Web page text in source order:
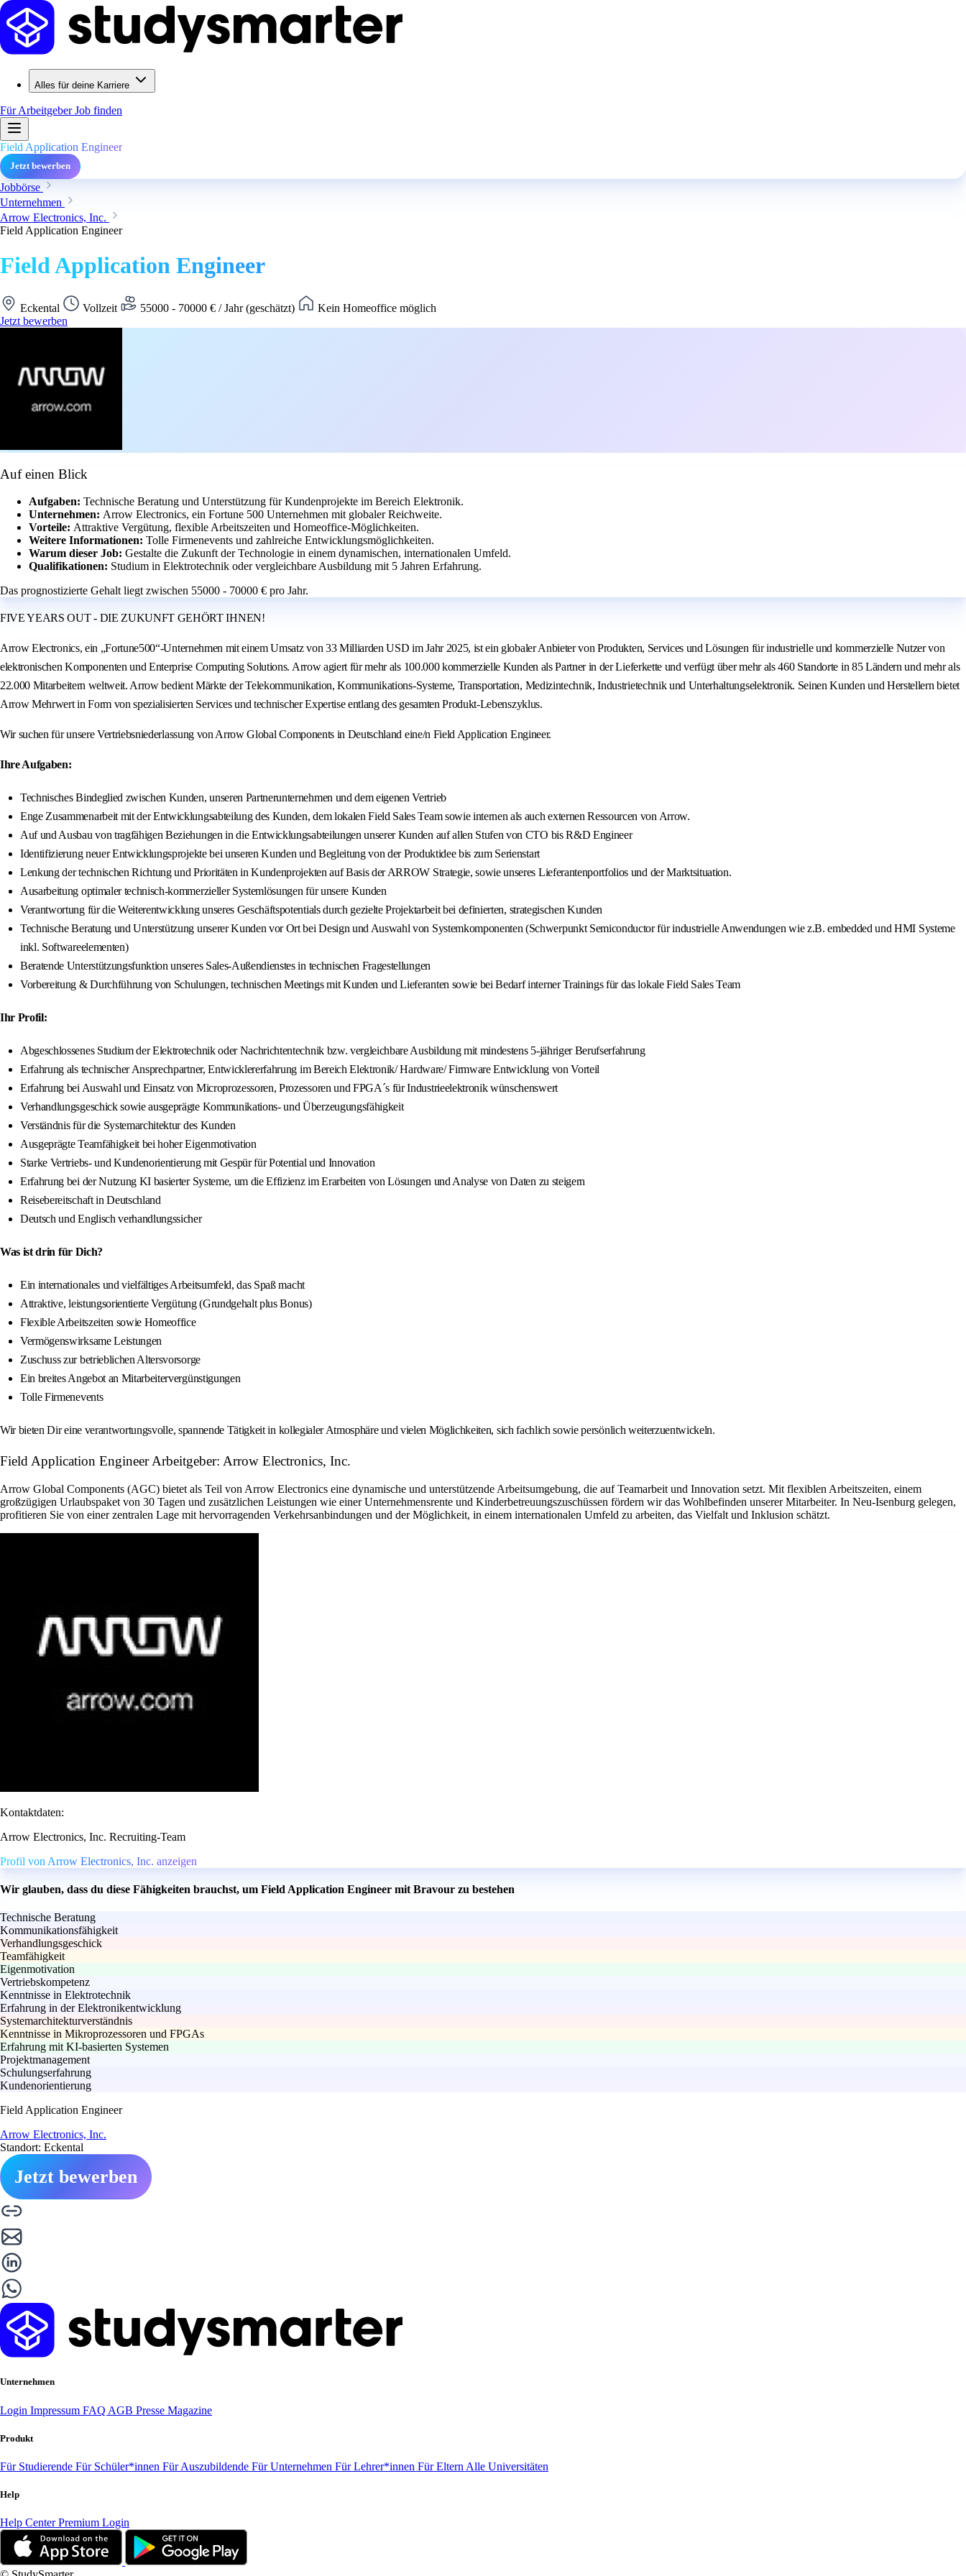
Alles für deine Karriere
Für ArbeitgeberJob finden
Field Application Engineer
Jetzt bewerben
Jobbörse
Unternehmen
Arrow Electronics, Inc.
Field Application Engineer
Field Application Engineer
Eckental Vollzeit 55000 - 70000 € / Jahr (geschätzt)
Kein Homeoffice möglich
Jetzt bewerben
Auf einen Blick
Aufgaben: Technische Beratung und Unterstützung für Kundenprojekte im Bereich Elektronik.
Unternehmen: Arrow Electronics, ein Fortune 500 Unternehmen mit globaler Reichweite.
Vorteile: Attraktive Vergütung, flexible Arbeitszeiten und Homeoffice-Möglichkeiten.
Weitere Informationen: Tolle Firmenevents und zahlreiche Entwicklungsmöglichkeiten.
Warum dieser Job: Gestalte die Zukunft der Technologie in einem dynamischen, internationalen Umfeld.
Qualifikationen: Studium in Elektrotechnik oder vergleichbare Ausbildung mit 5 Jahren Erfahrung.
Das prognostizierte Gehalt liegt zwischen 55000 - 70000 € pro Jahr.
FIVE YEARS OUT - DIE ZUKUNFT GEHÖRT IHNEN!
Arrow Electronics, ein „Fortune500“-Unternehmen mit einem Umsatz von 33 Milliarden USD im Jahr 2025, ist ein globaler Anbieter von Produkten, Services und Lösungen für industrielle und kommerzielle Nutzer von
elektronischen Komponenten und Enterprise Computing Solutions. Arrow agiert für mehr als 100.000 kommerzielle Kunden als Partner in der Lieferkette und verfügt über mehr als 460 Standorte in 85 Ländern und mehr als
22.000 Mitarbeitern weltweit. Arrow bedient Märkte der Telekommunikation, Kommunikations-Systeme, Transportation, Medizintechnik, Industrietechnik und Unterhaltungselektronik. Seinen Kunden und Herstellern bietet
Arrow Mehrwert in Form von spezialisierten Services und technischer Expertise entlang des gesamten Produkt-Lebenszyklus.
Wir suchen für unsere Vertriebsniederlassung von Arrow Global Components in Deutschland eine/n Field Application Engineer.
Ihre Aufgaben:
Technisches Bindeglied zwischen Kunden, unseren Partnerunternehmen und dem eigenen Vertrieb
Enge Zusammenarbeit mit der Entwicklungsabteilung des Kunden, dem lokalen Field Sales Team sowie internen als auch externen Ressourcen von Arrow.
Auf und Ausbau von tragfähigen Beziehungen in die Entwicklungsabteilungen unserer Kunden auf allen Stufen von CTO bis R&D Engineer
Identifizierung neuer Entwicklungsprojekte bei unseren Kunden und Begleitung von der Produktidee bis zum Serienstart
Lenkung der technischen Richtung und Prioritäten in Kundenprojekten auf Basis der ARROW Strategie, sowie unseres Lieferantenportfolios und der Marktsituation.
Ausarbeitung optimaler technisch-kommerzieller Systemlösungen für unsere Kunden
Verantwortung für die Weiterentwicklung unseres Geschäftspotentials durch gezielte Projektarbeit bei definierten, strategischen Kunden
Technische Beratung und Unterstützung unserer Kunden vor Ort bei Design und Auswahl von Systemkomponenten (Schwerpunkt Semiconductor für industrielle Anwendungen wie z.B. embedded und HMI Systeme
inkl. Softwareelementen)
Beratende Unterstützungsfunktion unseres Sales-Außendienstes in technischen Fragestellungen
Vorbereitung & Durchführung von Schulungen, technischen Meetings mit Kunden und Lieferanten sowie bei Bedarf interner Trainings für das lokale Field Sales Team
Ihr Profil:
Abgeschlossenes Studium der Elektrotechnik oder Nachrichtentechnik bzw. vergleichbare Ausbildung mit mindestens 5-jähriger Berufserfahrung
Erfahrung als technischer Ansprechpartner, Entwicklererfahrung im Bereich Elektronik/ Hardware/ Firmware Entwicklung von Vorteil
Erfahrung bei Auswahl und Einsatz von Microprozessoren, Prozessoren und FPGA´s für Industrieelektronik wünschenswert
Verhandlungsgeschick sowie ausgeprägte Kommunikations- und Überzeugungsfähigkeit
Verständnis für die Systemarchitektur des Kunden
Ausgeprägte Teamfähigkeit bei hoher Eigenmotivation
Starke Vertriebs- und Kundenorientierung mit Gespür für Potential und Innovation
Erfahrung bei der Nutzung KI basierter Systeme, um die Effizienz im Erarbeiten von Lösungen und Analyse von Daten zu steigern
Reisebereitschaft in Deutschland
Deutsch und Englisch verhandlungssicher
Was ist drin für Dich?
Ein internationales und vielfältiges Arbeitsumfeld, das Spaß macht
Attraktive, leistungsorientierte Vergütung (Grundgehalt plus Bonus)
Flexible Arbeitszeiten sowie Homeoffice
Vermögenswirksame Leistungen
Zuschuss zur betrieblichen Altersvorsorge
Ein breites Angebot an Mitarbeitervergünstigungen
Tolle Firmenevents
Wir bieten Dir eine verantwortungsvolle, spannende Tätigkeit in kollegialer Atmosphäre und vielen Möglichkeiten, sich fachlich sowie persönlich weiterzuentwickeln.
Field Application Engineer Arbeitgeber: Arrow Electronics, Inc.
Arrow Global Components (AGC) bietet als Teil von Arrow Electronics eine dynamische und unterstützende Arbeitsumgebung, die auf Teamarbeit und Innovation setzt. Mit flexiblen Arbeitszeiten, einem
großzügigen Urlaubspaket von 30 Tagen und zusätzlichen Leistungen wie einer Unternehmensrente und Kinderbetreuungszuschüssen fördern wir das Wohlbefinden unserer Mitarbeiter. In Neu-Isenburg gelegen,
profitieren Sie von einer zentralen Lage mit hervorragenden Verkehrsanbindungen und der Möglichkeit, in einem internationalen Umfeld zu arbeiten, das Vielfalt und Inklusion schätzt.
Kontaktdaten:
Arrow Electronics, Inc. Recruiting-Team
Profil von Arrow Electronics, Inc. anzeigen
Wir glauben, dass du diese Fähigkeiten brauchst, um Field Application Engineer mit Bravour zu bestehen
Technische Beratung
Kommunikationsfähigkeit
Verhandlungsgeschick
Teamfähigkeit
Eigenmotivation
Vertriebskompetenz
Kenntnisse in Elektrotechnik
Erfahrung in der Elektronikentwicklung
Systemarchitekturverständnis
Kenntnisse in Mikroprozessoren und FPGAs
Erfahrung mit KI-basierten Systemen
Projektmanagement
Schulungserfahrung
Kundenorientierung
Field Application Engineer
Arrow Electronics, Inc.
Standort: Eckental
Jetzt bewerben
Unternehmen
Login Impressum FAQ AGB Presse Magazine
Produkt
Für Studierende Für Schüler*innen Für Auszubildende Für Unternehmen Für Lehrer*innen Für Eltern Alle Universitäten
Help
Help CenterPremium Login